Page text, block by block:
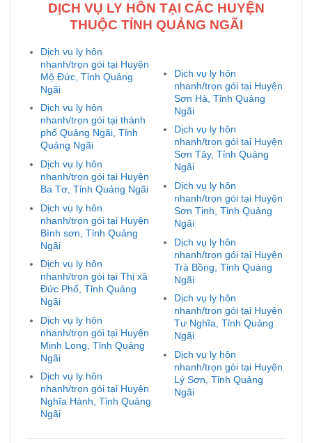
DỊCH VỤ LY HÔN TẠI CÁC HUYỆN
THUỘC TỈNH QUẢNG NGÃI
Dịch vụ ly hôn
nhanh/trọn gói tại Huyện
Mộ Đức, Tỉnh Quảng
Ngãi
Dịch vụ ly hôn
nhanh/trọn gói tại thành
phố Quảng Ngãi, Tỉnh
Quảng Ngãi
Dịch vụ ly hôn
nhanh/trọn gói tại Huyện
Ba Tơ, Tỉnh Quảng Ngãi
Dịch vụ ly hôn
nhanh/trọn gói tại Huyện
Bình sơn, Tỉnh Quảng
Ngãi
Dịch vụ ly hôn
nhanh/trọn gói tại Thị xã
Đức Phổ, Tỉnh Quảng
Ngãi
Dịch vụ ly hôn
nhanh/trọn gói tại Huyện
Minh Long, Tỉnh Quảng
Ngãi
Dịch vụ ly hôn
nhanh/trọn gói tại Huyện
Nghĩa Hành, Tỉnh Quảng
Ngãi
Dịch vụ ly hôn
nhanh/trọn gói tại Huyện
Sơn Hà, Tỉnh Quảng
Ngãi
Dịch vụ ly hôn
nhanh/trọn gói tại Huyện
Sơn Tây, Tỉnh Quảng
Ngãi
Dịch vụ ly hôn
nhanh/trọn gói tại Huyện
Sơn Tịnh, Tỉnh Quảng
Ngãi
Dịch vụ ly hôn
nhanh/trọn gói tại Huyện
Trà Bồng, Tỉnh Quảng
Ngãi
Dịch vụ ly hôn
nhanh/trọn gói tại Huyện
Tư Nghĩa, Tỉnh Quảng
Ngãi
Dịch vụ ly hôn
nhanh/trọn gói tại Huyện
Lý Sơn, Tỉnh Quảng
Ngãi